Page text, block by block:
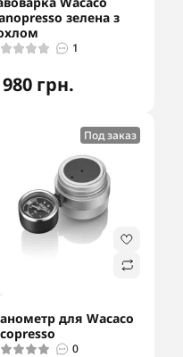
зелена з
1
грн.
Под заказ
для Wacaco
0